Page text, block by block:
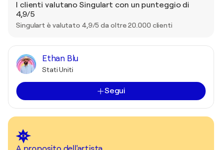
I clienti valutano Singulart con un punteggio di
4,9/5
Singulart è valutato 4,9/5 da oltre 20.000 clienti
Ethan Blu
Stati Uniti
Segui